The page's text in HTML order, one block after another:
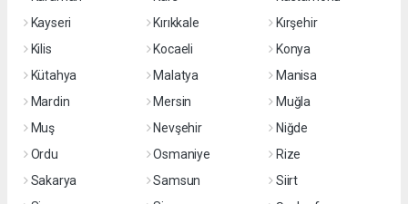
Kayseri
Kırıkkale
Kırşehir
Kilis
Kocaeli
Konya
Kütahya
Malatya
Manisa
Mardin
Mersin
Muğla
Muş
Nevşehir
Niğde
Ordu
Osmaniye
Rize
Sakarya
Samsun
Siirt